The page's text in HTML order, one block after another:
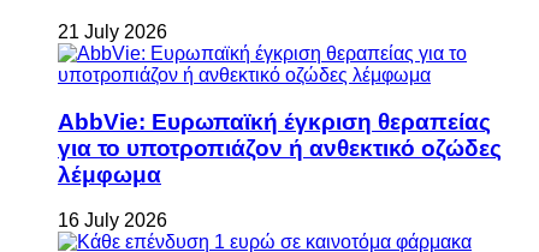
21 July 2026
AbbVie: Ευρωπαϊκή έγκριση θεραπείας
για το υποτροπιάζον ή ανθεκτικό οζώδες
λέμφωμα
16 July 2026